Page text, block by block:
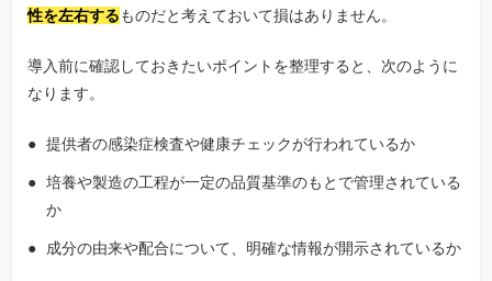
性を左右するものだと考えておいて損はありません。
導入前に確認しておきたいポイントを整理すると、次のように
なります。
提供者の感染症検査や健康チェックが行われているか
培養や製造の工程が一定の品質基準のもとで管理されている
か
成分の由来や配合について、明確な情報が開示されているか